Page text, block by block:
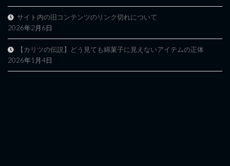
サイト内の旧コンテンツのリンク切れについて
2026年2月6日
【カリツの伝説】どう見ても綿菓子に見えないアイテムの正体
2026年1月4日